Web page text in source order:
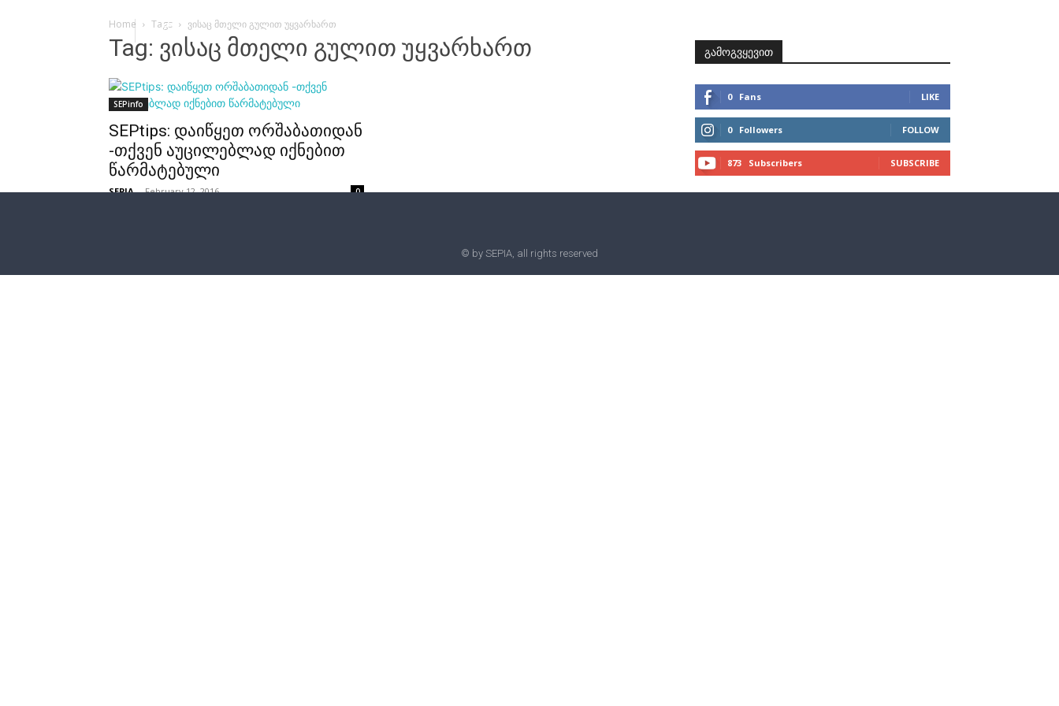
Home Tags ვისაც მთელი გულით უყვარხართ
Tag: ვისაც მთელი გულით უყვარხართ
SEPinfo
SEPtips: დაიწყეთ ორშაბათიდან
-თქვენ აუცილებლად იქნებით
წარმატებული
SEPIA - February 12, 2016 0
გამოგვყევით
0 Fans LIKE
0 Followers FOLLOW
873 Subscribers SUBSCRIBE
© by SEPIA, all rights reserved